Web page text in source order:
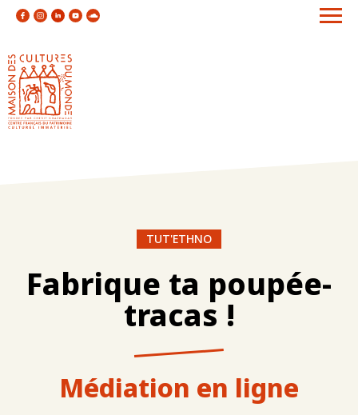
TUT'ETHNO
Fabrique ta poupée-
tracas !
Médiation en ligne